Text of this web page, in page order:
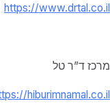
https://www.drtal.co.il
מרכז ד”ר טל
hiburimnamal.co.il